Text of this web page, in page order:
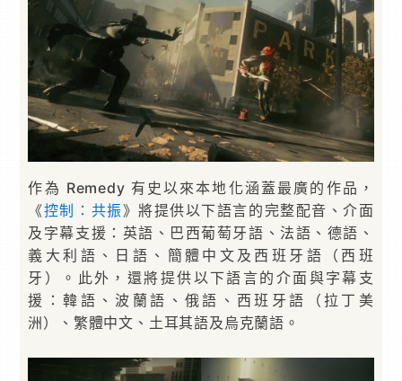
作為 Remedy 有史以來本地化涵蓋最廣的作品，
《控制：共振》將提供以下語⾔的完整配⾳、介⾯
及字幕⽀援：英語、巴西葡萄⽛語、法語、德語、
義⼤利語、⽇語、簡體中⽂及西班⽛語（西班
⽛）。此外，還將提供以下語⾔的介⾯與字幕⽀
援：韓語、波蘭語、俄語、西班⽛語（拉丁美
洲）、繁體中⽂、⼟⽿其語及烏克蘭語。